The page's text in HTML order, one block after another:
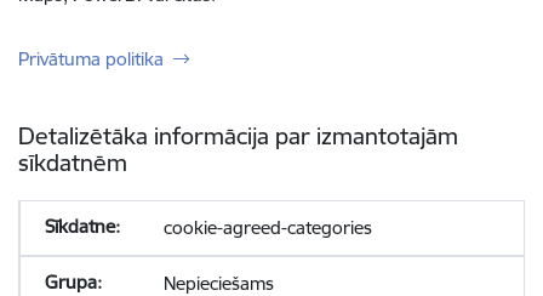
Privātuma politika
Detalizētāka informācija par izmantotajām
sīkdatnēm
cookie-agreed-categories
Nepieciešams